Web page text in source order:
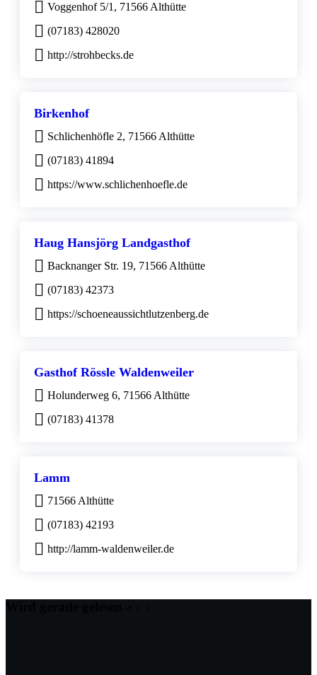
Voggenhof 5/1, 71566 Althütte
(07183) 428020
http://strohbecks.de
Birkenhof
Schlichenhöfle 2, 71566 Althütte
(07183) 41894
https://www.schlichenhoefle.de
Haug Hansjörg Landgasthof
Backnanger Str. 19, 71566 Althütte
(07183) 42373
https://schoeneaussichtlutzenberg.de
Gasthof Rössle Waldenweiler
Holunderweg 6, 71566 Althütte
(07183) 41378
Lamm
71566 Althütte
(07183) 42193
http://lamm-waldenweiler.de